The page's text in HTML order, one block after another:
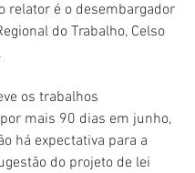
relator é o desembargador
do Trabalho, Celso
os trabalhos
mais 90 dias em junho,
há expectativa para a
do projeto de lei